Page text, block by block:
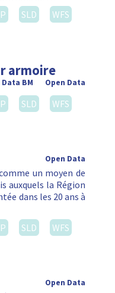
SLD
WFS
armoire
Open Data
Data BM
SLD
WFS
Open Data
un moyen de
auxquels la Région
dans les 20 ans à
SLD
WFS
Open Data